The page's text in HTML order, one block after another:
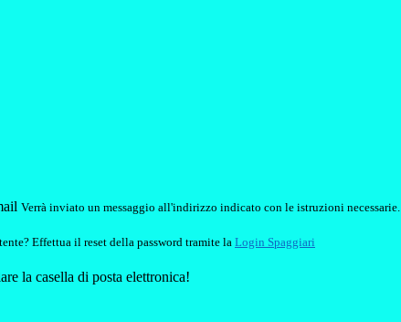
Verrà inviato un messaggio all'indirizzo indicato con le istruzioni necessarie.
Effettua il reset della password tramite la Login Spaggiari
la casella di posta elettronica!